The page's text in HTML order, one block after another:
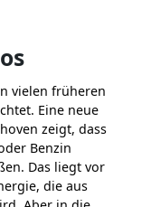
vielen früheren
Eine neue
zeigt, dass
Benzin
Das liegt vor
die aus